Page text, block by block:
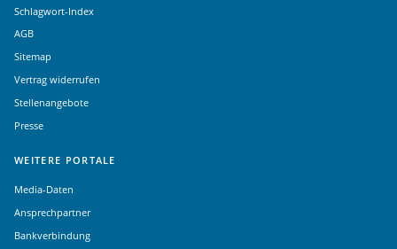
Schlagwort-Index
AGB
Sitemap
Vertrag widerrufen
Stellenangebote
Presse
WEITERE PORTALE
Media-Daten
Ansprechpartner
Bankverbindung